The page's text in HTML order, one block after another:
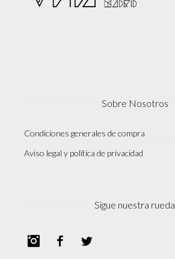
Sobre Nosotros
Condiciones generales de compra
Aviso legal y política de privacidad
Sigue nuestra rueda
InstagramFacebook